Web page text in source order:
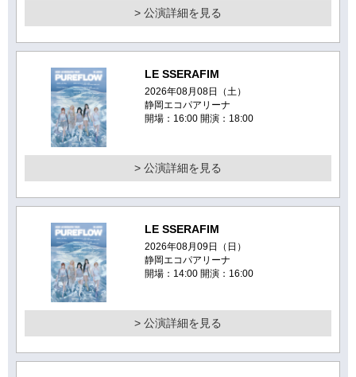
> 公演詳細を見る
LE SSERAFIM
2026年08月08日（土）
静岡エコパアリーナ
開場：16:00 開演：18:00
> 公演詳細を見る
LE SSERAFIM
2026年08月09日（日）
静岡エコパアリーナ
開場：14:00 開演：16:00
> 公演詳細を見る